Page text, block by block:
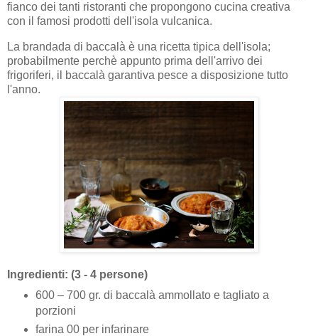
fianco dei tanti ristoranti che propongono cucina creativa
con il famosi prodotti dell'isola vulcanica.
La brandada di baccalà è una ricetta tipica dell'isola;
probabilmente perchè appunto prima dell'arrivo dei
frigoriferi, il baccalà garantiva pesce a disposizione tutto
l'anno.
Ingredienti: (3 - 4 persone)
600 – 700 gr. di baccalà ammollato e tagliato a
porzioni
farina 00 per infarinare